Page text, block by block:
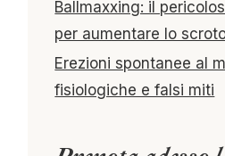
Ballmaxxing: il
per aumentare lo
Erezioni spontanee al
fisiologiche e falsi miti